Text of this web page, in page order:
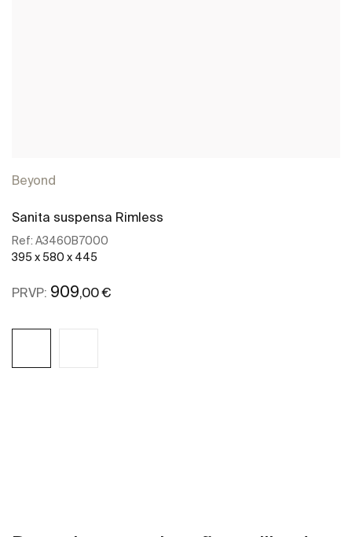
Beyond
Sanita suspensa Rimless
Ref: A3460B7000
395 x 580 x 445
PRVP: 909 ,00 €